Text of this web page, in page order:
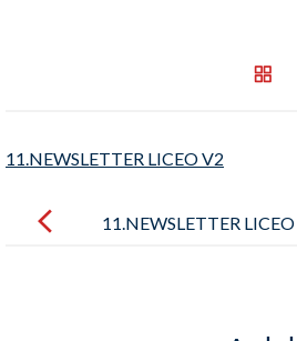
11.NEWSLETTER LICEO V2
navigation
11.NEWSLETTER